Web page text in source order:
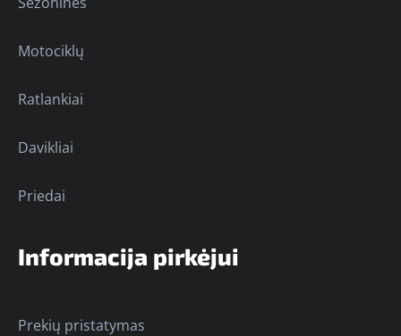
Motociklų
Ratlankiai
Davikliai
Priedai
Informacija pirkėjui
Prekių pristatymas